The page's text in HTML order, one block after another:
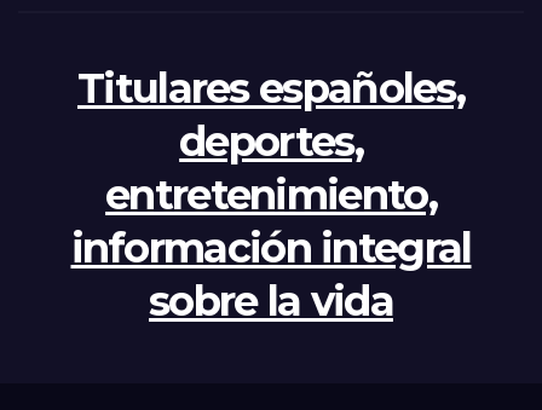
Titulares españoles,
deportes,
entretenimiento,
información integral
sobre la vida